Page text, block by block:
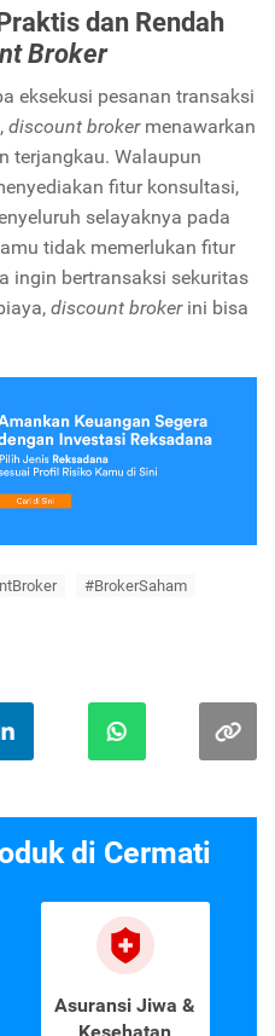
dan Rendah
Broker
eksekusi pesanan transaksi
discount broker menawarkan
terjangkau. Walaupun
fitur konsultasi,
selayaknya pada
tidak memerlukan fitur
ingin bertransaksi sekuritas
discount broker ini bisa
#BrokerSaham
di Cermati
Asuransi Jiwa &